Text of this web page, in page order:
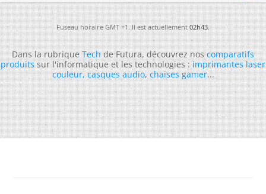
Fuseau horaire GMT +1. Il est actuellement02h43.
Dans la rubriqueTechde Futura, découvrez noscomparatifs
produitssur l'informatique et les technologies :imprimantes laser
couleur,casques audio,chaises gamer...